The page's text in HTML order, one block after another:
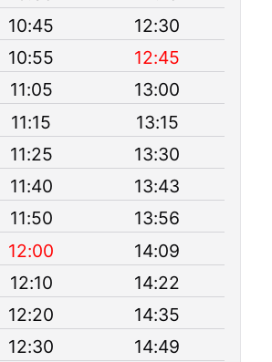
10:45
12:30
10:55
12:45
11:05
13:00
11:15
13:15
11:25
13:30
11:40
13:43
11:50
13:56
12:00
14:09
12:10
14:22
12:20
14:35
12:30
14:49